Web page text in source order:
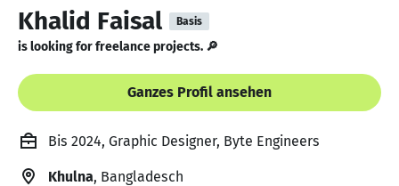
Khalid Faisal Basis
is looking for freelance projects. 🔎
Ganzes Profil ansehen
Bis 2024, Graphic Designer, Byte Engineers
Khulna, Bangladesch